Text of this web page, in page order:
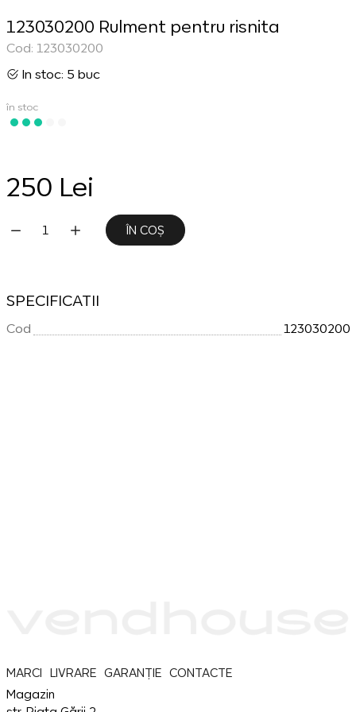
123030200 Rulment pentru risnita
Cod: 123030200
In stoc: 5 buc
în stoc
250 Lei
ÎN COȘ
SPECIFICATII
Cod 123030200
MARCI LIVRARE GARANȚIE
CONTACTE
Magazin